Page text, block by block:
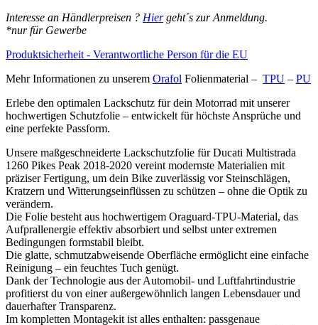
Interesse an Händlerpreisen ? Hiergeht´s zur Anmeldung.
*nur für Gewerbe
Produktsicherheit - Verantwortliche Person für die EU
Mehr Informationen zu unserem Orafol Folienmaterial – TPU – PU
Erlebe den optimalen Lackschutz für dein Motorrad mit unserer
hochwertigen Schutzfolie – entwickelt für höchste Ansprüche und
eine perfekte Passform.
Unsere maßgeschneiderte Lackschutzfolie für Ducati Multistrada
1260 Pikes Peak 2018-2020 vereint modernste Materialien mit
präziser Fertigung, um dein Bike zuverlässig vor Steinschlägen,
Kratzern und Witterungseinflüssen zu schützen – ohne die Optik zu
verändern.
Die Folie besteht aus hochwertigem Oraguard-TPU-Material, das
Aufprallenergie effektiv absorbiert und selbst unter extremen
Bedingungen formstabil bleibt.
Die glatte, schmutzabweisende Oberfläche ermöglicht eine einfache
Reinigung – ein feuchtes Tuch genügt.
Dank der Technologie aus der Automobil- und Luftfahrtindustrie
profitierst du von einer außergewöhnlich langen Lebensdauer und
dauerhafter Transparenz.
Im kompletten Montagekit ist alles enthalten: passgenaue